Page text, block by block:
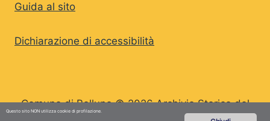
Guida al sito
Dichiarazione di accessibilità
Comune di Belluno © 2026 Archivio Storico del
Questo sito NON utilizza cookie di profilazione.